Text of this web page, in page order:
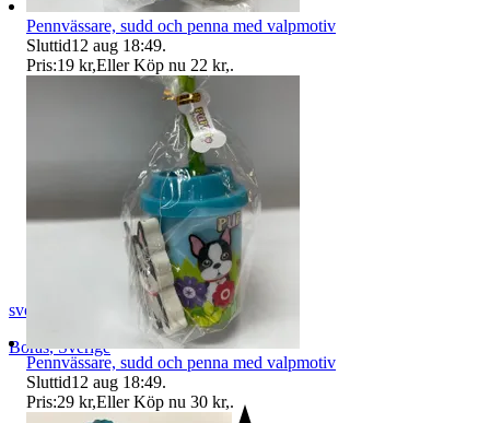
svopt1
Borås,Sverige
Pennvässare, sudd och penna med valpmotiv
Sluttid12 aug 18:49.
Pris:19 kr,Eller Köp nu 22 kr,.
Pennvässare, sudd och penna med valpmotiv
Sluttid12 aug 18:49.
Pris:29 kr,Eller Köp nu 30 kr,.